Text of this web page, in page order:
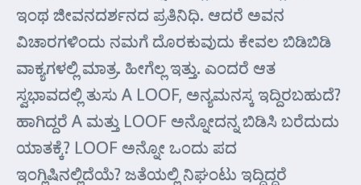
ಇಂಥ ಜೀವನದರ್ಶನದ ಪ್ರತಿನಿಧಿ. ಆದರೆ ಅವನ
ವಿಚಾರಗಳಿಂದು ನಮಗೆ ದೊರಕುವುದು ಕೇವಲ ಬಿಡಿಬಿಡಿ
ವಾಕ್ಯಗಳಲ್ಲಿ ಮಾತ್ರ. ಹೀಗೆಲ್ಲ ಇತ್ತು. ಎಂದರೆ ಆತ
ಸ್ವಭಾವದಲ್ಲಿ ತುಸು A LOOF, ಅನ್ಯಮನಸ್ಕ ಇದ್ದಿರಬಹುದೆ?
ಹಾಗಿದ್ದರೆ A ಮತ್ತು LOOF ಅನ್ನೋದನ್ನ ಬಿಡಿಸಿ ಬರೆದುದು
ಯಾತಕ್ಕೆ? LOOF ಅನ್ನೋ ಒಂದು ಪದ
ಇಂಗ್ಲಿಷಿನಲ್ಲಿದೆಯೆ? ಜತೆಯಲ್ಲಿ ನಿಘಂಟು ಇದ್ದಿದ್ದರೆ